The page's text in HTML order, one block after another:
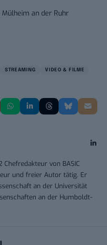
Mülheim an der Ruhr
STREAMING VIDEO & FILME
von BASIC
und freier Autor tätig. Er
an der Universität
an der Humboldt-